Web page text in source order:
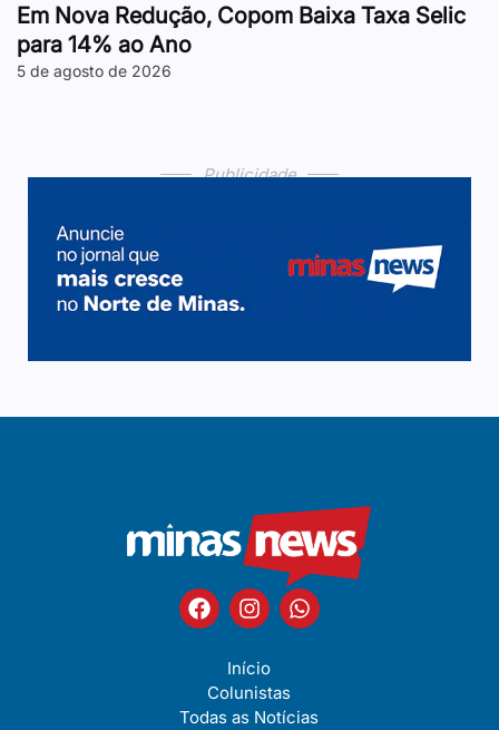
Em Nova Redução, Copom Baixa Taxa Selic
para 14% ao Ano
5 de agosto de 2026
Publicidade
Início
Colunistas
Todas as Notícias